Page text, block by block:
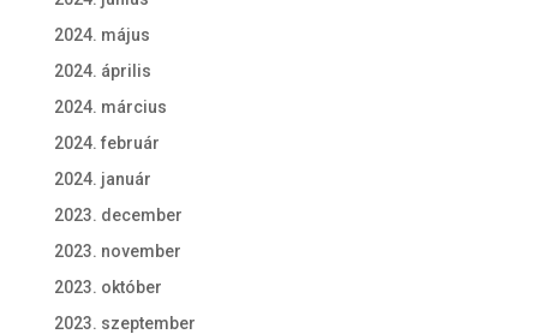
2024. május
2024. április
2024. március
2024. február
2024. január
2023. december
2023. november
2023. október
2023. szeptember